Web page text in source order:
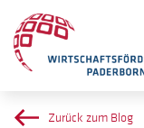
Zurück zum Blog